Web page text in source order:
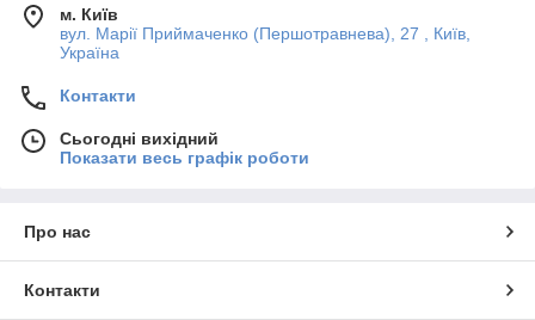
м. Київ
вул. Марії Приймаченко (Першотравнева), 27 , Київ,
Україна
Контакти
Сьогодні вихідний
Показати весь графік роботи
Про нас
Контакти